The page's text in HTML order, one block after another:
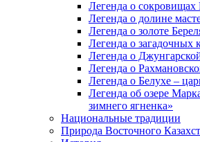
Легенда о
Легенда о долине
Легенда о золоте
Легенда о загадочных
Легенда о
Легенда о
Легенда о Белухе –
Легенда об озере
зимнего ягненка»
Национальные традиции
Природа Восточного